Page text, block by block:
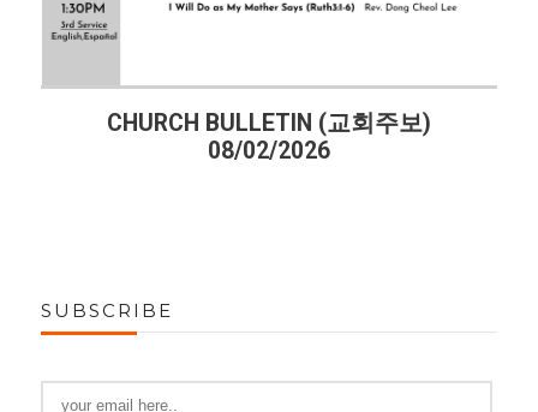
CHURCH BULLETIN (교회주보)
08/02/2026
SUBSCRIBE